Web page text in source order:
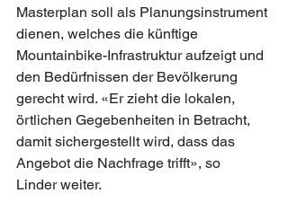
Masterplan soll als Planungsinstrument
dienen, welches die künftige
Mountainbike-Infrastruktur aufzeigt und
den Bedürfnissen der Bevölkerung
gerecht wird. «Er zieht die lokalen,
örtlichen Gegebenheiten in Betracht,
damit sichergestellt wird, dass das
Angebot die Nachfrage trifft», so
Linder weiter.